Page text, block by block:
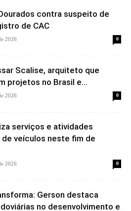
contra suspeito de
de CAC
2026 0
Scalise, arquiteto que
projetos no Brasil e...
2026 0
serviços e atividades
veículos neste fim de
2026 0
Gerson destaca
no desenvolvimento e